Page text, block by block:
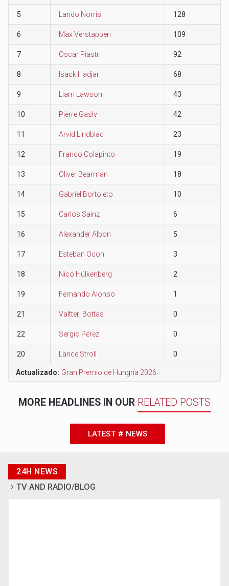
5 Lando Norris 128
6 Max Verstappen 109
7 Oscar Piastri 92
8 Isack Hadjar 68
9 Liam Lawson 43
10 Pierre Gasly 42
11 Arvid Lindblad 23
12 Franco Colapinto 19
13 Oliver Bearman 18
14 Gabriel Bortoleto 10
15 Carlos Sainz 6
16 Alexander Albon 5
17 Esteban Ocon 3
18 Nico Hülkenberg 2
19 Fernando Alonso 1
21 Valtteri Bottas 0
22 Sergio Pérez 0
20 Lance Stroll 0
Actualizado: Gran Premio de Hungría 2026
MORE HEADLINES IN OUR RELATED POSTS
LATEST # NEWS
24H NEWS
TV AND RADIO/BLOG